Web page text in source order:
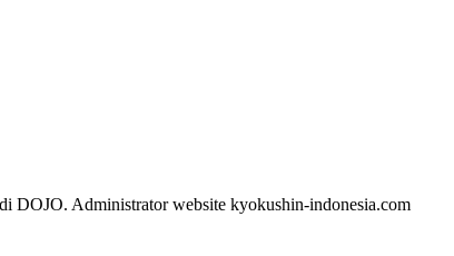
DOJO. Administrator website kyokushin-indonesia.com